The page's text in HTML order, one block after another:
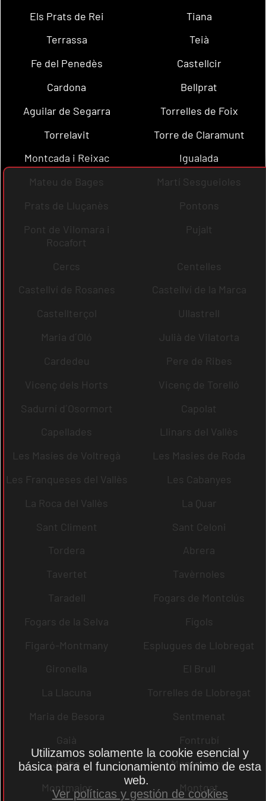
Els Prats de Rei
Tiana
Terrassa
Teià
Fe del Penedès
Castellcir
Cardona
Bellprat
Aguilar de Segarra
Torrelles de Foix
Torrelavit
Torre de Claramunt
Montcada i Reixac
Igualada
Mateu de Bages
Martí Sesgueioles
Prats de Lluçanès
Pontons
Pont de Vilomara i
Rocafort
Pujalt
Cercs
Centelles
Castellví de Rosanes
Castellví de la Marca
Castellterçol
Ullastrell
Maria d´Oló
Julià de Vilatorta
Cardedeu
Pere de Ribes
Vicenç dels Horts
Vicenç de Torelló
Sadurní d´Osormort
Capolat
Capellades
Llinars del Vallès
Les Masíes de Voltregà
Les Masies de Roda
Les Franqueses del Vallès
Les Cabanyes
La Roca del Vallès
La Quar
Sant Climent
Sant Celoni
Tordera
Abrera
Tavertet
Tavèrnoles
Taradell
Fogars de Montclús
Fogars de la Selva
Fígols
Figaró-Montmany
Esplugues de Llobregat
Gironella
El Brull
La Llacuna
Torrelles de Llobregat
Maria de Besora
Sentmenat
Gaià
Fontrubí
Jorba
Montmaneu
Montmajor
Montgat
Utilizamos solamente la cookie esencial y
básica para el funcionamiento mínimo de esta
web.
Ver políticas y gestión de cookies